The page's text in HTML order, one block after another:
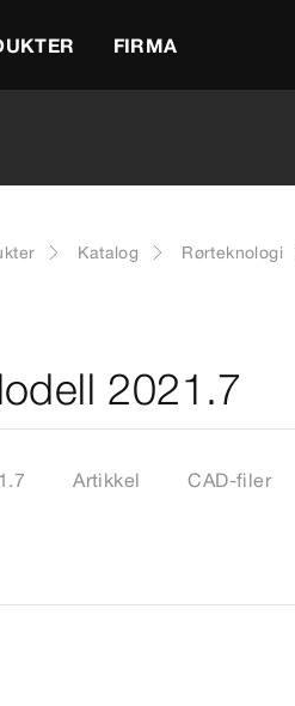
FIRMA
Katalog Rørteknologi
2021.7
Artikkel CAD-filer